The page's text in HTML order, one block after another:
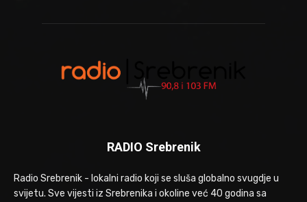
RADIO Srebrenik
Radio Srebrenik - lokalni radio koji se sluša globalno svugdje u
svijetu. Sve vijesti iz Srebrenika i okoline već 40 godina sa